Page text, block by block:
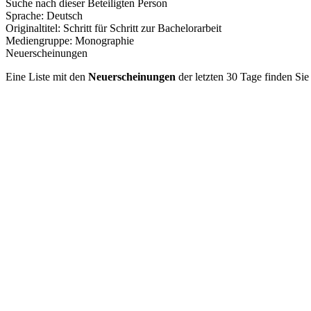
Suche nach dieser Beteiligten Person
Sprache: Deutsch
Originaltitel: Schritt für Schritt zur Bachelorarbeit
Mediengruppe: Monographie
Neuerscheinungen
Eine Liste mit den Neuerscheinungen der letzten 30 Tage finden Sie